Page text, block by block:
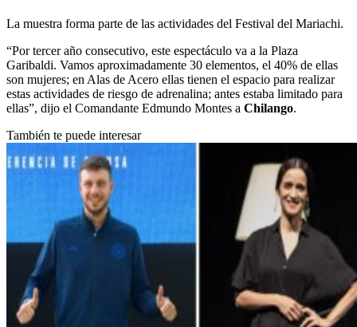
La muestra forma parte de las actividades del Festival del Mariachi.
“Por tercer año consecutivo, este espectáculo va a la Plaza
Garibaldi. Vamos aproximadamente 30 elementos, el 40% de ellas
son mujeres; en Alas de Acero ellas tienen el espacio para realizar
estas actividades de riesgo de adrenalina; antes estaba limitado para
ellas”, dijo el Comandante Edmundo Montes a Chilango.
También te puede interesar